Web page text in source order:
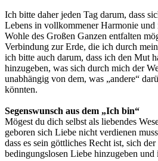
Ich bitte daher jeden Tag darum, dass
Lebens in vollkommener Harmonie
Wohle des Großen Ganzen entfalten
Verbindung zur Erde, die ich durch
ich bitte auch darum, dass ich den Mut
hinzugeben, was sich durch mich der
unabhängig von dem, was „andere“
könnten.
Segenswunsch aus dem „Ich bin“
Mögest du dich selbst als liebendes
geboren sich Liebe nicht verdienen
dass es sein göttliches Recht ist, sich
bedingungslosen Liebe hinzugeben und